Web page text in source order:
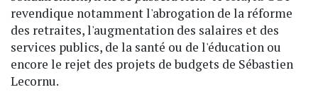
revendique notamment l'abrogation de la réforme
des retraites, l'augmentation des salaires et des
services publics, de la santé ou de l'éducation ou
encore le rejet des projets de budgets de Sébastien
Lecornu.